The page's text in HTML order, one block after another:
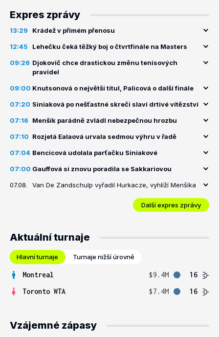
Expres zprávy
13:29 Krádež v přímém přenosu
12:45 Lehečku čeká těžký boj o čtvrtfinále na Masters
09:26 Djokovič chce drastickou změnu tenisových
pravidel
09:00 Knutsonová o největší titul, Palicová o další finále
07:20 Siniaková po nešťastné skreči slaví drtivé vítězství
07:16 Menšík parádně zvládl nebezpečnou hrozbu
07:10 Rozjetá Ealaová urvala sedmou výhru v řadě
07:04 Bencicová udolala parťačku Siniakové
07:00 Gauffová si znovu poradila se Sakkariovou
07.08. Van De Zandschulp vyřadil Hurkacze, vyhlíží Menšíka
Další expres zprávy
Aktuální turnaje
Hlavní turnaje Turnaje nižší úrovně
Montreal $9.4M
16
Toronto WTA
$7.4M 16
Vzájemné zápasy